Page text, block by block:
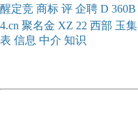
醒定竞 商标 评 企聘 D 360B
4.cn 聚名金 XZ 22 西部 玉集
表 信息 中介 知识